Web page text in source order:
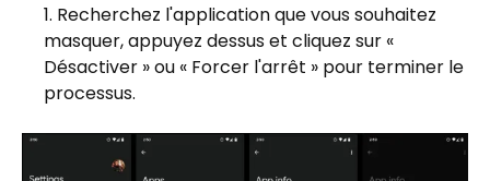
Recherchez l'application que vous souhaitez
masquer, appuyez dessus et cliquez sur «
Désactiver » ou « Forcer l'arrêt » pour terminer le
processus.